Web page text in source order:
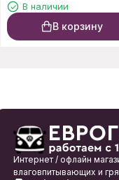
В наличии
В корзину
Интернет / офлайн
влаговпитывающих и